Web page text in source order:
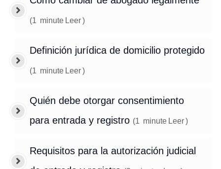
(1 minute Leer)
Definición jurídica de domicilio protegido
(1 minute Leer)
Quién debe otorgar consentimiento
para entrada y registro (1 minute Leer)
Requisitos para la autorización judicial